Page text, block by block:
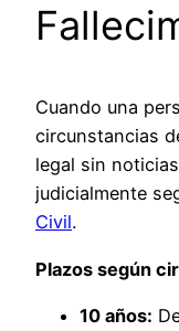
Cuando una
circunstancias
legal sin
judicialmente
Civil.
Plazos según
10 años: